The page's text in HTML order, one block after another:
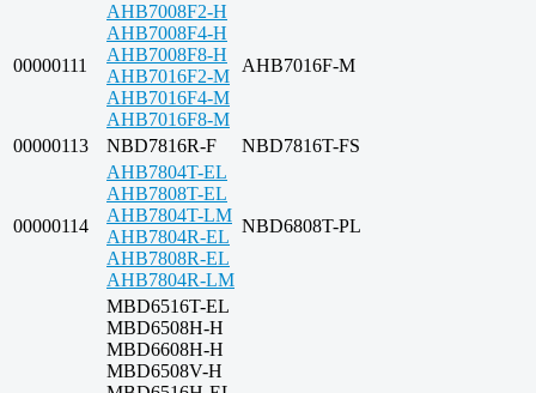
00000111
AHB7008F2-H
AHB7008F4-H
AHB7008F8-H
AHB7016F2-M
AHB7016F4-M
AHB7016F8-M
AHB7016F-M
00000113 NBD7816R-F NBD7816T-FS
00000114
AHB7804T-EL
AHB7808T-EL
AHB7804T-LM
AHB7804R-EL
AHB7808R-EL
AHB7804R-LM
NBD6808T-PL
MBD6516T-EL
MBD6508H-H
MBD6608H-H
MBD6508V-H